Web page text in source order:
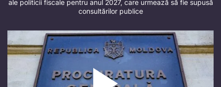
ale politicii fiscale pentru anul 2027, care urmează să fie supusă
consultărilor publice